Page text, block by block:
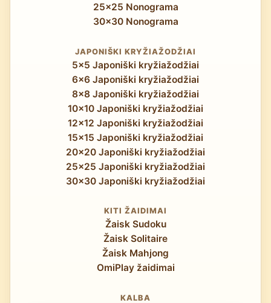
25x25 Nonograma
30x30 Nonograma
JAPONIŠKI KRYŽIAŽODŽIAI
5x5 Japoniški kryžiažodžiai
6x6 Japoniški kryžiažodžiai
8x8 Japoniški kryžiažodžiai
10x10 Japoniški kryžiažodžiai
12x12 Japoniški kryžiažodžiai
15x15 Japoniški kryžiažodžiai
20x20 Japoniški kryžiažodžiai
25x25 Japoniški kryžiažodžiai
30x30 Japoniški kryžiažodžiai
KITI ŽAIDIMAI
Žaisk Sudoku
Žaisk Solitaire
Žaisk Mahjong
OmiPlay žaidimai
KALBA